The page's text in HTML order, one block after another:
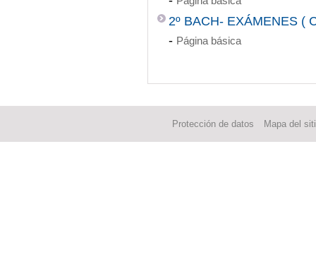
2º BACH- EXÁMENES (
- Página básica
Protección de datos Mapa del